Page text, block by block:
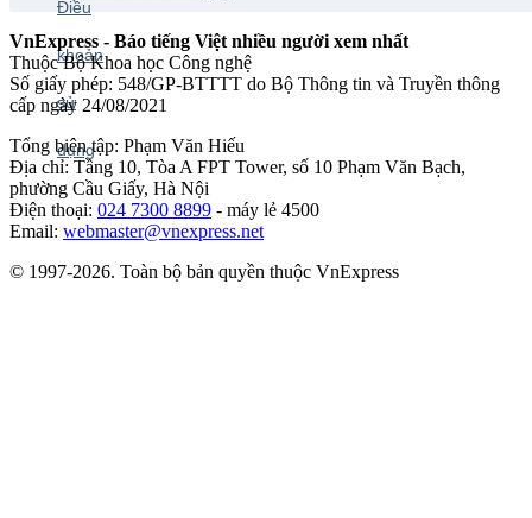
VnExpress - Báo tiếng Việt nhiều người xem nhất
Thuộc Bộ Khoa học Công nghệ
Số giấy phép: 548/GP-BTTTT do Bộ Thông tin và Truyền thông
cấp ngày 24/08/2021
Tổng biên tập: Phạm Văn Hiếu
Địa chỉ: Tầng 10, Tòa A FPT Tower, số 10 Phạm Văn Bạch,
phường Cầu Giấy, Hà Nội
Điện thoại: 024 7300 8899 - máy lẻ 4500
Email: webmaster@vnexpress.net
© 1997-2026. Toàn bộ bản quyền thuộc VnExpress